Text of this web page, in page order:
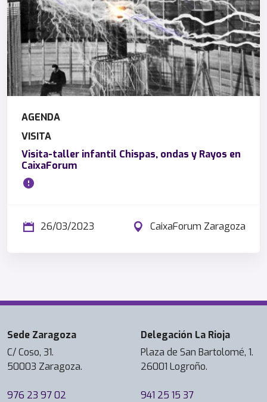
AGENDA
VISITA
Visita-taller infantil Chispas, ondas y Rayos en
CaixaForum
26/03/2023 CaixaForum Zaragoza
Sede Zaragoza
C/ Coso, 31.
50003 Zaragoza.
976 23 97 02
Delegación La Rioja
Plaza de San Bartolomé, 1.
26001 Logroño.
941 25 15 37